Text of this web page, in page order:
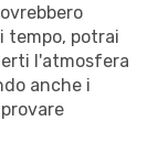
tempo, potrai
l'atmosfera
anche i